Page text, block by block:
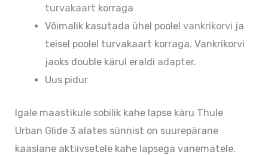
turvakaart korraga
Võimalik kasutada ühel poolel vankrikorvi ja
teisel poolel turvakaart korraga. Vankrikorvi
jaoks double kärul eraldi adapter.
Uus pidur
Igale maastikule sobilik kahe lapse käru Thule
Urban Glide 3 alates sünnist on suurepärane
kaaslane aktiivsetele kahe lapsega vanematele.